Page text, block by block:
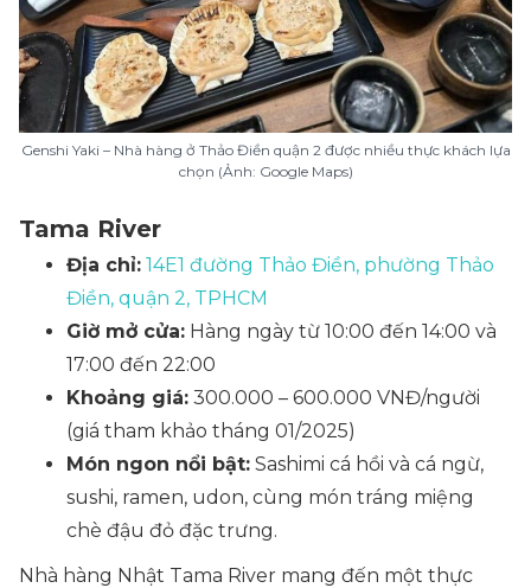
Genshi Yaki – Nhà hàng ở Thảo Điền quận 2 được nhiều thực khách lựa
chọn (Ảnh: Google Maps)
Tama River
Địa chỉ: 14E1 đường Thảo Điền, phường Thảo
Điền, quận 2, TPHCM
Giờ mở cửa: Hàng ngày từ 10:00 đến 14:00 và
17:00 đến 22:00
Khoảng giá: 300.000 – 600.000 VNĐ/người
(giá tham khảo tháng 01/2025)
Món ngon nổi bật: Sashimi cá hồi và cá ngừ,
sushi, ramen, udon, cùng món tráng miệng
chè đậu đỏ đặc trưng.
Nhà hàng Nhật Tama River mang đến một thực